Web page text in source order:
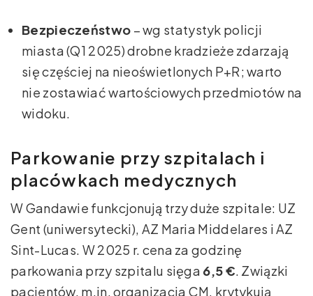
Bezpieczeństwo – wg statystyk policji
miasta (Q1 2025) drobne kradzieże zdarzają
się częściej na nieoświetlonych P+R; warto
nie zostawiać wartościowych przedmiotów na
widoku.
Parkowanie przy szpitalach i
placówkach medycznych
W Gandawie funkcjonują trzy duże szpitale: UZ
Gent (uniwersytecki), AZ Maria Middelares i AZ
Sint-Lucas. W 2025 r. cena za godzinę
parkowania przy szpitalu sięga 6,5 €. Związki
pacjentów, m.in. organizacja CM, krytykują